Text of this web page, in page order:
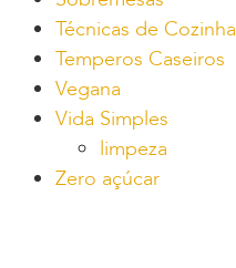
Técnicas de Cozinha
Temperos Caseiros
Vegana
Vida Simples
limpeza
Zero açúcar